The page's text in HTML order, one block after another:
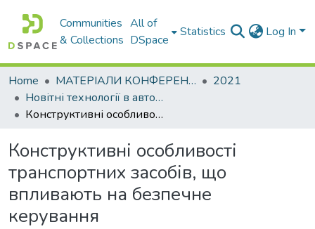
Communities
& Collections
All of
DSpace
Statistics Log In
Home МАТЕРІАЛИ КОНФЕРЕНЦІЙ
2021
Новітні технології в автомобілебудуванні, транспорті та при підготовці фахівців
Конструктивні особливості транспортних засобів, що впливають на безпечне керування
Конструктивні особливості
транспортних засобів, що
впливають на безпечне
керування